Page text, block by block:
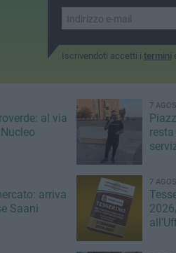
Iscrivendoti accetti i termini
al via
7
arriva
Saani
7